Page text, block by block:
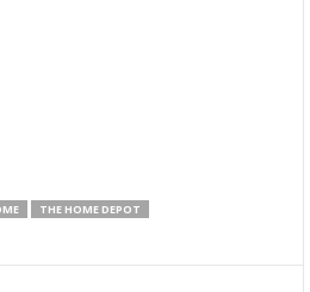
THE HOME DEPOT